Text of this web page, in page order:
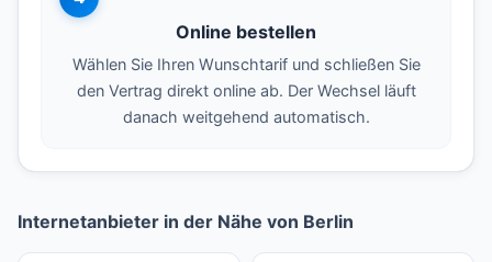
Online bestellen
Wählen Sie Ihren Wunschtarif und schließen Sie
den Vertrag direkt online ab. Der Wechsel läuft
danach weitgehend automatisch.
Internetanbieter in der Nähe von Berlin